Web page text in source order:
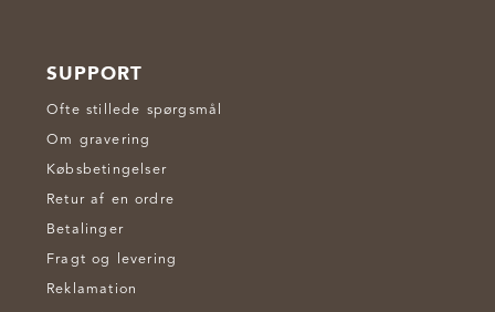
SUPPORT
Ofte stillede spørgsmål
Om gravering
Købsbetingelser
Retur af en ordre
Betalinger
Fragt og levering
Reklamation